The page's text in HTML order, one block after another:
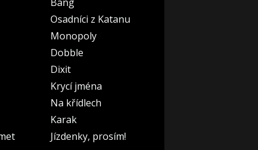
Osadníci z Katanu
Monopoly
Dobble
Dixit
Krycí jména
Na křídlech
Karak
Jízdenky, prosím!